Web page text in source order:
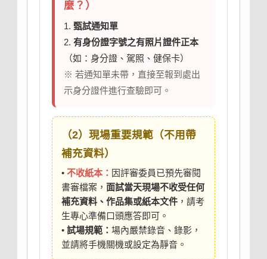
麼？）
1. 甄試通知單
2. 有身份證字號之有照片證件正本
（如：身分證、駕照、健保卡）
※ 若通知單未帶，直接至報到處出
示身分證件進行查驗即可。
（2）現場重要規範（不用帶
補充資料）
• 不收紙本： 因評審委員已預先審閱
書審檔案， 面試當天現場不收受任何
補充資料、作品集或紙本文件，請考
生專心準備口頭應答即可。
• 試場規範： 場內嚴禁錄音、錄影，
並請將手機關機或設定為靜音。